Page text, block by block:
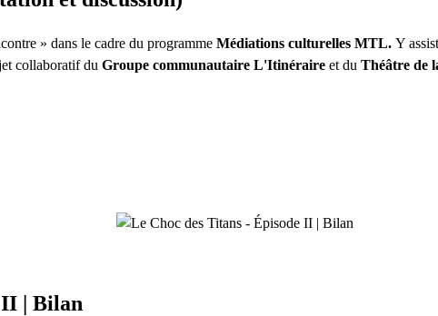
» dans le cadre du programme Médiations culturelles MTL. Y
collaboratif du Groupe communautaire L'Itinéraire et du Théâtre de
II | Bilan